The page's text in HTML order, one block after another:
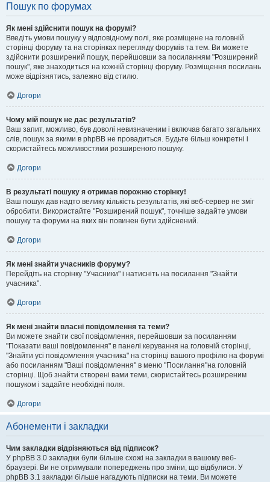
Пошук по форумах
Як мені здійснити пошук на форумі?
Введіть умови пошуку у відповідному полі, яке розміщене на головній
сторінці форуму та на сторінках перегляду форумів та тем. Ви можете
здійснити розширений пошук, перейшовши за посиланням "Розширений
пошук", яке знаходиться на кожній сторінці форуму. Розміщення посилань
може відрізнятись, залежно від стилю.
Догори
Чому мій пошук не дає результатів?
Ваш запит, можливо, був доволі невизначеним і включав багато загальних
слів, пошук за якими в phpBB не провадиться. Будьте більш конкретні і
скористайтесь можливостями розширеного пошуку.
Догори
В результаті пошуку я отримав порожню сторінку!
Ваш пошук дав надто велику кількість результатів, які веб-сервер не зміг
обробити. Використайте "Розширений пошук", точніше задайте умови
пошуку та форуми на яких він повинен бути здійснений.
Догори
Як мені знайти учасників форуму?
Перейдіть на сторінку "Учасники" і натисніть на посилання "Знайти
учасника".
Догори
Як мені знайти власні повідомлення та теми?
Ви можете знайти свої повідомлення, перейшовши за посиланням
"Показати ваші повідомлення" в панелі керування на головній сторінці,
"Знайти усі повідомлення учасника" на сторінці вашого профілю на форумі
або посиланням "Ваші повідомлення" в меню "Посилання"на головній
сторінці. Щоб знайти створені вами теми, скористайтесь розширеним
пошуком і задайте необхідні поля.
Догори
Абонементи і закладки
Чим закладки відрізняються від підписок?
У phpBB 3.0 закладки були більше схожі на закладки в вашому веб-
браузері. Ви не отримували попереджень про зміни, що відбулися. У
phpBB 3.1 закладки більше нагадують підписки на теми. Ви можете